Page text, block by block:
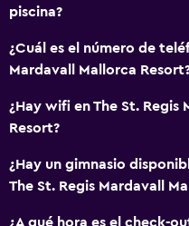
Extinguidor
Alarma de humo
Ropa de cama
piscina?
¿Cuál es el número de
Mardavall Mallorca
¿Hay wifi en The St. Regis
Resort?
¿Hay un gimnasio
The St. Regis Mardavall
¿A qué hora es el check-